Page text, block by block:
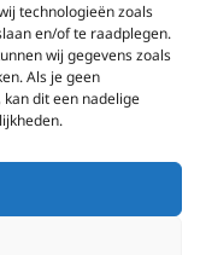
technologieën zoals
en/of te raadplegen.
wij gegevens zoals
Als je geen
dit een nadelige
uw donaties.
inkomsten of